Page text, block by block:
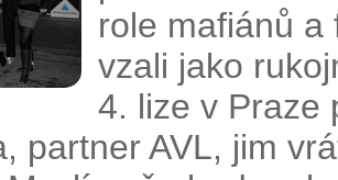
role mafiánů a
vzali jako
4. lize v Praze
partner AVL, jim